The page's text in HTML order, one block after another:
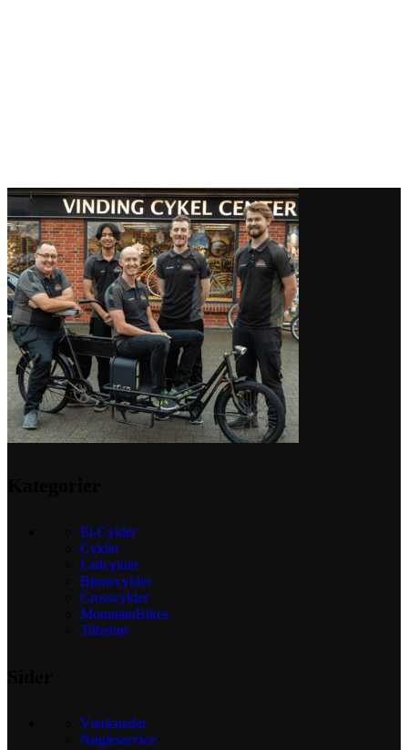
El-Cykler
Cykler
Ladcykler
Børnecykler
Crosscykler
MountainBikes
Tilbehør
Værkstedet
Nøgleservice